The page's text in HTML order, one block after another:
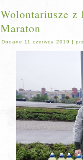
Wolontariusze z
Maraton
Dodane 11 czerwca 2019 |